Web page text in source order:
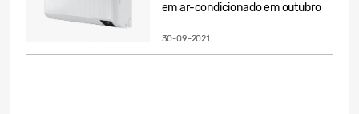
em ar-condicionado em outubro
30-09-2021